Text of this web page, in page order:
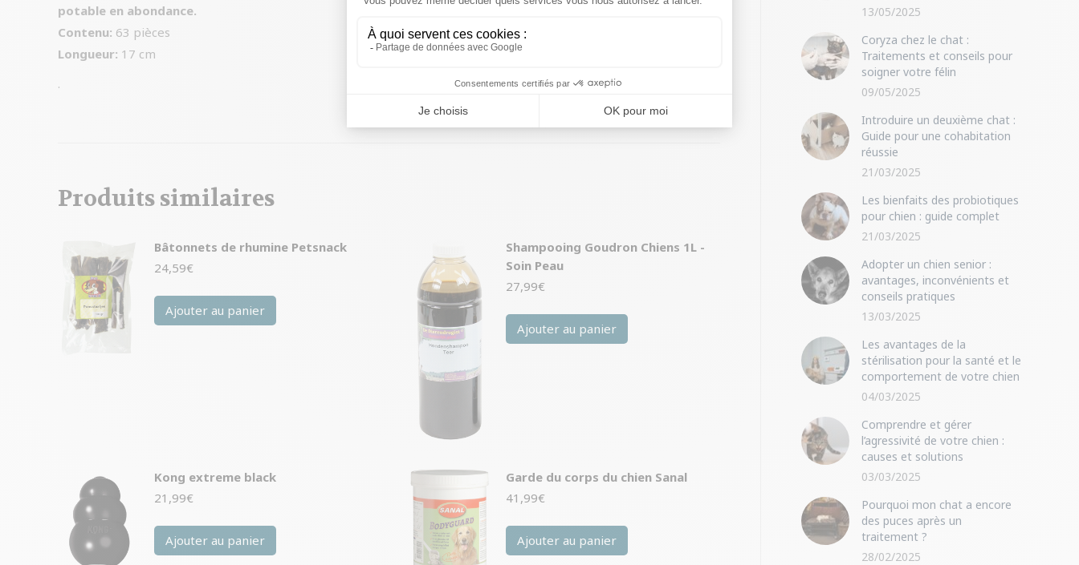
potable en abondance.
Contenu: 63 pièces
Longueur: 17 cm
.
Produits similaires
Bâtonnets de rhumine Petsnack
24,59€
Ajouter au panier
Shampooing Goudron Chiens 1L -
Soin Peau
27,99€
Ajouter au panier
Kong extreme black
21,99€
Ajouter au panier
Garde du corps du chien Sanal
41,99€
Ajouter au panier
13/05/2025
Coryza chez le chat :
Traitements et conseils pour
soigner votre félin
09/05/2025
Introduire un deuxième chat :
Guide pour une cohabitation
réussie
21/03/2025
Les bienfaits des probiotiques
pour chien : guide complet
21/03/2025
Adopter un chien senior :
avantages, inconvénients et
conseils pratiques
13/03/2025
Les avantages de la
stérilisation pour la santé et le
comportement de votre chien
04/03/2025
Comprendre et gérer
l’agressivité de votre chien :
causes et solutions
03/03/2025
Pourquoi mon chat a encore
des puces après un
traitement ?
28/02/2025